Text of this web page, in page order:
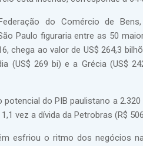
do Comércio de
Paulo figuraria entre as 50
chega ao valor de US$ 264,3
(US$ 269 bi) e a Grécia (US$
do PIB paulistano a
vez a dívida da Petrobras (R$
esfriou o ritmo dos negócios